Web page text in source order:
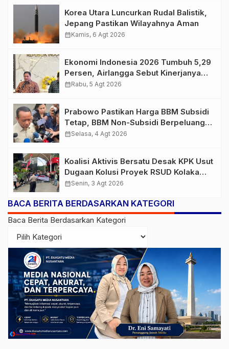
Korea Utara Luncurkan Rudal Balistik,
Jepang Pastikan Wilayahnya Aman
calendar_monthKamis, 6 Agt 2026
Ekonomi Indonesia 2026 Tumbuh 5,29
Persen, Airlangga Sebut Kinerjanya
Lampaui Rata-Rata Global
calendar_monthRabu, 5 Agt 2026
Prabowo Pastikan Harga BBM Subsidi
Tetap, BBM Non-Subsidi Berpeluang
Turun
calendar_monthSelasa, 4 Agt 2026
Koalisi Aktivis Bersatu Desak KPK Usut
Dugaan Kolusi Proyek RSUD Kolaka
Timur, Sejumlah Pejabat dan PT
Diperiksa
calendar_monthSenin, 3 Agt 2026
BACA BERITA BERDASARKAN KATEGORI
Baca Berita Berdasarkan Kategori